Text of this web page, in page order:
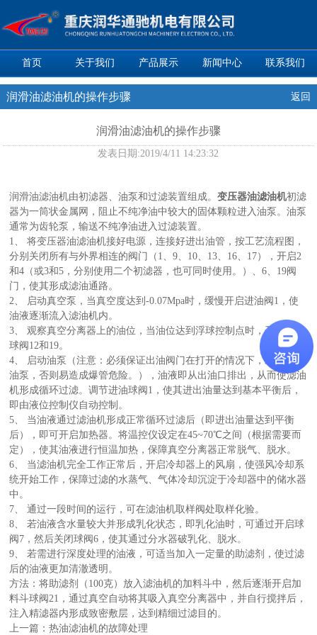
首页 关于我们 产品展示 新闻中心 联系我们
润滑油滤油机的操作步骤 返回
润滑油滤油机的操作步骤
发表日期:2019/4/11 14:23:32
润滑油滤油机由初滤器、油泵和过滤装置组成。变压器油滤油机初滤
器为一筒状金属网，阻止不纯净油中较大的固体颗粒进入油泵。油泵
通常为齿轮泵，输送不纯净油进入过滤装置。
1、 将变压器油滤油机接好电源，连接好进出油管，按工艺流程图，
分别关闭所有与外界相连的阀门（1、9、10、13、16、17），开启2
和4（或3和5，分别使用二个初滤器，也可同时使用。）、6、19阀
门，使其形成滤油通路。
2、 启动真空泵，当真空度达到-0.07Mpa时，缓慢开启进油阀1，使
油液逐渐流入滤油机内。
3、 观察真空分离器上的油位，当油位达到浮球控制点时，开启出油
球阀12和19。
4、 启动油泵（注意：必须保证出油阀门在打开的情况下，才能启动
油泵，否则易造成爆管危险。），油液即从出油口排出，从而使滤油
机形成循环过滤。调节进油球阀1，使其进出油量达到基本平衡后，
即由液位控制仪自动控制。
5、 当油液通过滤油机形成正常循环过滤后（即进出油量达到平衡
后），即可开启加热器。将温控仪设定在45~70℃之间（根据需要而
定），使其油液进行恒温加热，保障真空分离器正常脱气、脱水。
6、 当滤油机完全工作正常后，开启冷却器上的风扇，使强风冷却系
统开始工作，保障过滤的水蒸气、气体冷却沉淀于冷却器中的储水器
中。
7、 通过一段时间的运行，可在滤油机取样阀处取样化验。
8、 若油液含水量较大并形成乳化状态，即乳化油时，可通过开启球
阀7，然后关闭球阀6，使其通过分水器破乳化、脱水。
9、 若需进行深度处理的油液，可适当加入一定量的助滤剂，使过滤
后的油液更加清澈透明。
方法：将助滤剂（100克）放入滤油机的加料斗中，然后逐渐开启加
料斗球阀21，通过真空自动将其吸入真空分离器中，并自行搅拌后，
注入精滤器内形成致密敷层，达到精细过滤目的。
上一篇：热油滤油机的故障处理